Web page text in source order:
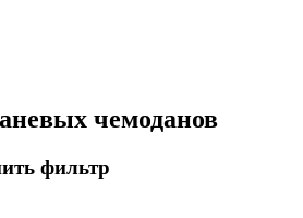
чемоданов
фильтр